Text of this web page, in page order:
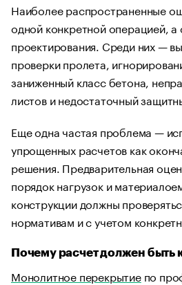
Наиболее распространенные
одной конкретной операцией,
проектирования. Среди них —
проверки пролета,
заниженный класс бетона,
листов и недостаточный
Еще одна частая проблема —
упрощенных расчетов как
решения. Предварительная
порядок нагрузок и
конструкции должны
нормативам и с учетом
Почему расчет должен быть
Монолитное перекрытиепо